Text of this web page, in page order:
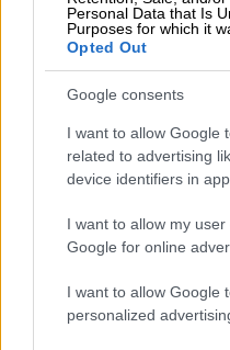
Personal Data that Is
Purposes for which it
Opted Out
Google consents
I want to allow Google
related to advertising
device identifiers in
I want to allow my
Google for online
I want to allow Google
personalized
Κόσμος|29.10.2025 12:40
Εικόνες που
Τζαμάικα ο
«βουλιάζει» την
στις Μπαχάμες
Χιλιάδες κάτοικοι
εγκατέλειψαν τα
ισχυρότερος
ανέμους που
την ώρα